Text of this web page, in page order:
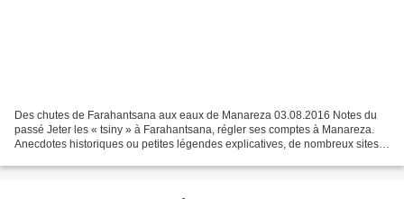
Des chutes de Farahantsana aux eaux de Manareza 03.08.2016 Notes du
passé Jeter les « tsiny » à Farahantsana, régler ses comptes à Manareza.
Anecdotes historiques ou petites légendes explicatives, de nombreux sites